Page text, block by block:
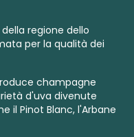
regione dello
per la qualità dei
champagne
d'uva divenute
il Pinot Blanc, l'Arbane